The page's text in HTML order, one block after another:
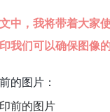
中，我将带着大家
我们可以确保图像
的图片：